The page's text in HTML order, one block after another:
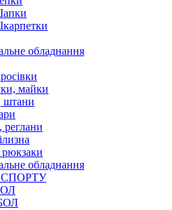
обладнання
майки
реглани
обладнання